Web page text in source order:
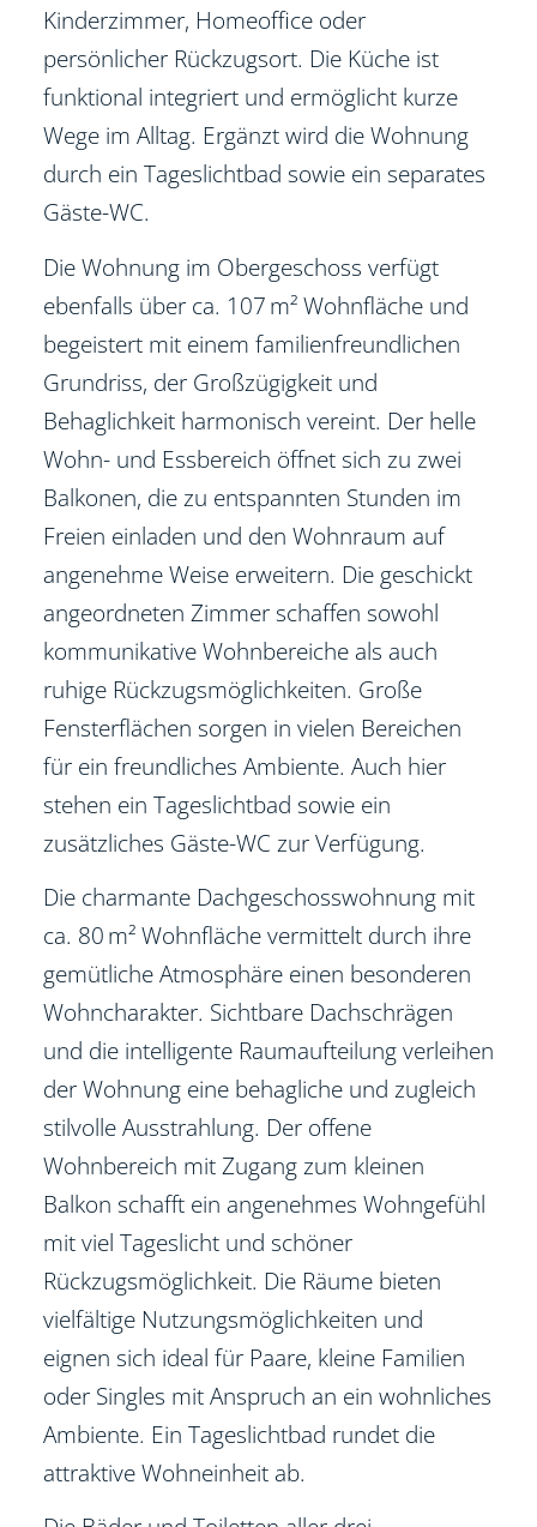
Kinderzimmer, Homeoffice oder
persönlicher Rückzugsort. Die Küche ist
funktional integriert und ermöglicht kurze
Wege im Alltag. Ergänzt wird die Wohnung
durch ein Tageslichtbad sowie ein separates
Gäste-WC.
Die Wohnung im Obergeschoss verfügt
ebenfalls über ca. 107 m² Wohnfläche und
begeistert mit einem familienfreundlichen
Grundriss, der Großzügigkeit und
Behaglichkeit harmonisch vereint. Der helle
Wohn- und Essbereich öffnet sich zu zwei
Balkonen, die zu entspannten Stunden im
Freien einladen und den Wohnraum auf
angenehme Weise erweitern. Die geschickt
angeordneten Zimmer schaffen sowohl
kommunikative Wohnbereiche als auch
ruhige Rückzugsmöglichkeiten. Große
Fensterflächen sorgen in vielen Bereichen
für ein freundliches Ambiente. Auch hier
stehen ein Tageslichtbad sowie ein
zusätzliches Gäste-WC zur Verfügung.
Die charmante Dachgeschosswohnung mit
ca. 80 m² Wohnfläche vermittelt durch ihre
gemütliche Atmosphäre einen besonderen
Wohncharakter. Sichtbare Dachschrägen
und die intelligente Raumaufteilung verleihen
der Wohnung eine behagliche und zugleich
stilvolle Ausstrahlung. Der offene
Wohnbereich mit Zugang zum kleinen
Balkon schafft ein angenehmes Wohngefühl
mit viel Tageslicht und schöner
Rückzugsmöglichkeit. Die Räume bieten
vielfältige Nutzungsmöglichkeiten und
eignen sich ideal für Paare, kleine Familien
oder Singles mit Anspruch an ein wohnliches
Ambiente. Ein Tageslichtbad rundet die
attraktive Wohneinheit ab.